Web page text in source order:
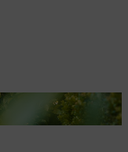
listí.